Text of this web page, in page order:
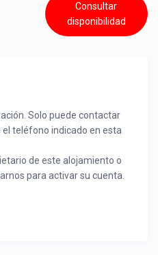
Consultar
disponibilidad
Solo puede contactar
teléfono indicado en esta
de este alojamiento o
para activar su cuenta.